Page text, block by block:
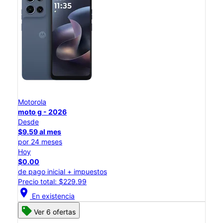
Motorola
moto g - 2026
Desde
$9.59 al mes
por 24 meses
Hoy
$0.00
de pago inicial + impuestos
Precio total: $229.99
location_on En existencia
Ver 6 ofertas